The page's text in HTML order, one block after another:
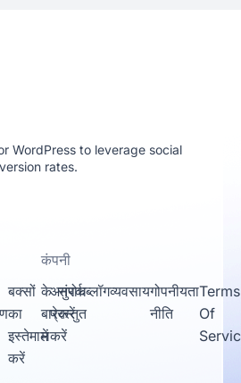
WordPress to leverage social
rates.
बक्सों
का
इस्तेमाल
करें
अनुरोध
प्रस्तुत
करें
कंपनी
के
बारे
में
संपर्क
करें
ब्लॉगव्यवसायगोपनीयता
नीति
Terms
Of